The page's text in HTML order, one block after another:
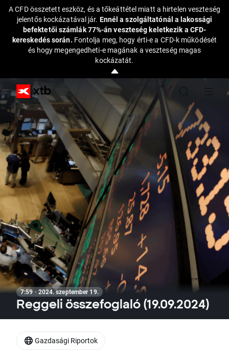
A CFD összetett eszköz, és a tőkeáttétel miatt a hirtelen veszteség
jelentős kockázatával jár. Ennél a szolgáltatónál a lakossági
befektetői számlák 77%-án veszteség keletkezik a CFD-
kereskedés során. Fontolja meg, hogy érti-e a CFD-k működését
és hogy megengedheti-e magának a veszteség magas
kockázatát.
7:59 · 2024. szeptember 19.
Reggeli összefoglaló (19.09.2024)
Gazdasági Riportok